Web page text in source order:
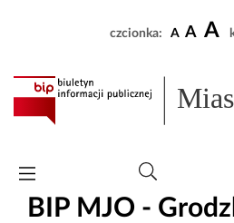
czcionka: A A A
BIP MJO -